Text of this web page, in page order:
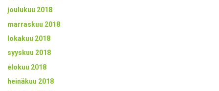
joulukuu 2018
marraskuu 2018
lokakuu 2018
syyskuu 2018
elokuu 2018
heinäkuu 2018